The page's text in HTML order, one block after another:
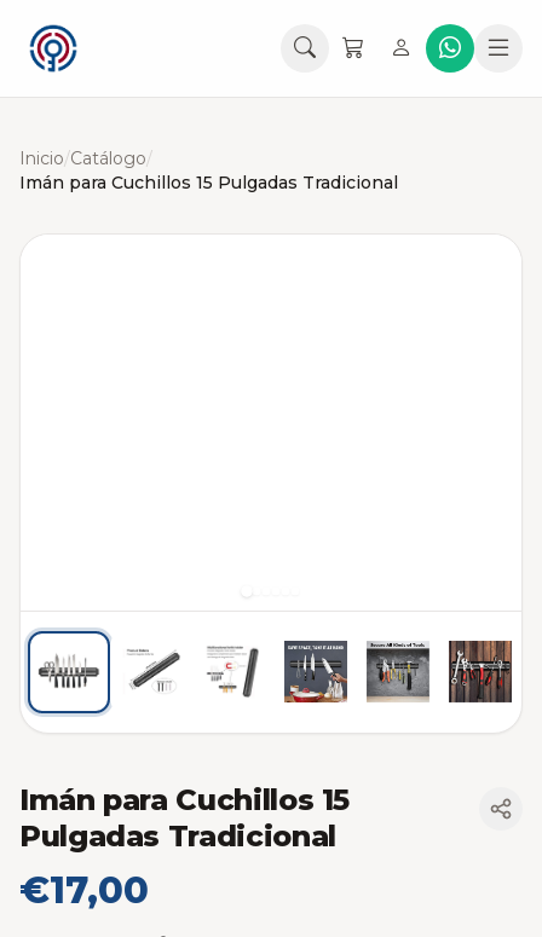
Inicio/Catálogo/
Imán para Cuchillos 15 Pulgadas Tradicional
Imán para Cuchillos 15
Pulgadas Tradicional
€17,00